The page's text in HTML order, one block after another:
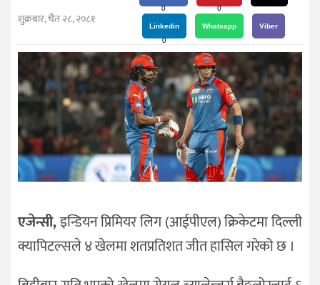
विचार
राजनीति
शुक्रबार, चैत २८, २०८१
0
0
Linkedin
0
Whatsapp Viber
एजेन्सी,इन्डियन प्रिमियर लिग (आईपीएल) क्रिकेटमा दिल्ली
क्यापिटल्सले ४ खेलमा शतप्रतिशत जीत हासिल गरेको छ ।